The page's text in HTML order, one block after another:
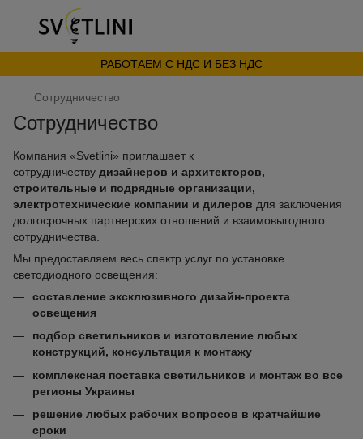
РАБОТАЕМ С НДС И БЕЗ НДС
Сотрудничество
Сотрудничество
Компания «Svetlini» приглашает к
сотрудничеству дизайнеров и архитекторов,
строительные и подрядные организации,
электротехнические компании и дилеров для заключения
долгосрочных партнерских отношений и взаимовыгодного
сотрудничества.
Мы предоставляем весь спектр услуг по установке
светодиодного освещения:
составление эксклюзивного дизайн-проекта
освещения
подбор светильников и изготовление любых
конструкций, консультация к монтажу
комплексная поставка светильников и монтаж во все
регионы Украины
решение любых рабочих вопросов в кратчайшие
сроки